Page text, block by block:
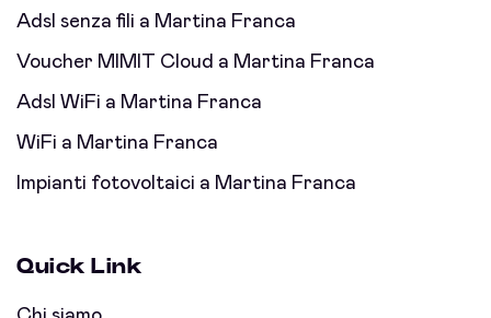
Adsl senza fili a Martina Franca
Voucher MIMIT Cloud a Martina Franca
Adsl WiFi a Martina Franca
WiFi a Martina Franca
Impianti fotovoltaici a Martina Franca
Quick Link